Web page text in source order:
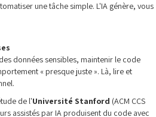
une tâche simple. L'IA génère, vous
données sensibles, maintenir le code
« presque juste ». Là, lire et
de l'Université Stanford (ACM CCS
assistés par IA produisent du code avec